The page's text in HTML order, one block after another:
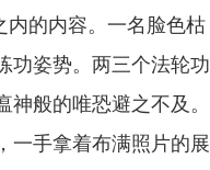
内的内容。一名脸色枯
功姿势。两三个法轮功
般的唯恐避之不及。
一手拿着布满照片的展